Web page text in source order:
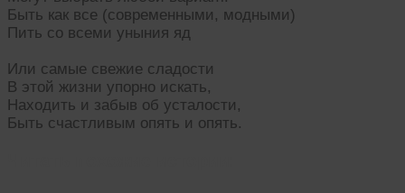
Быть как все (современными, модными)
Пить со всеми уныния яд
Или самые свежие сладости
В этой жизни упорно искать,
Находить и забыв об усталости,
Быть счастливым опять и опять.